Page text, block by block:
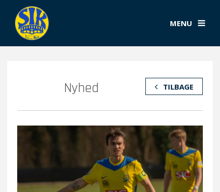
MENU
Nyhed TILBAGE